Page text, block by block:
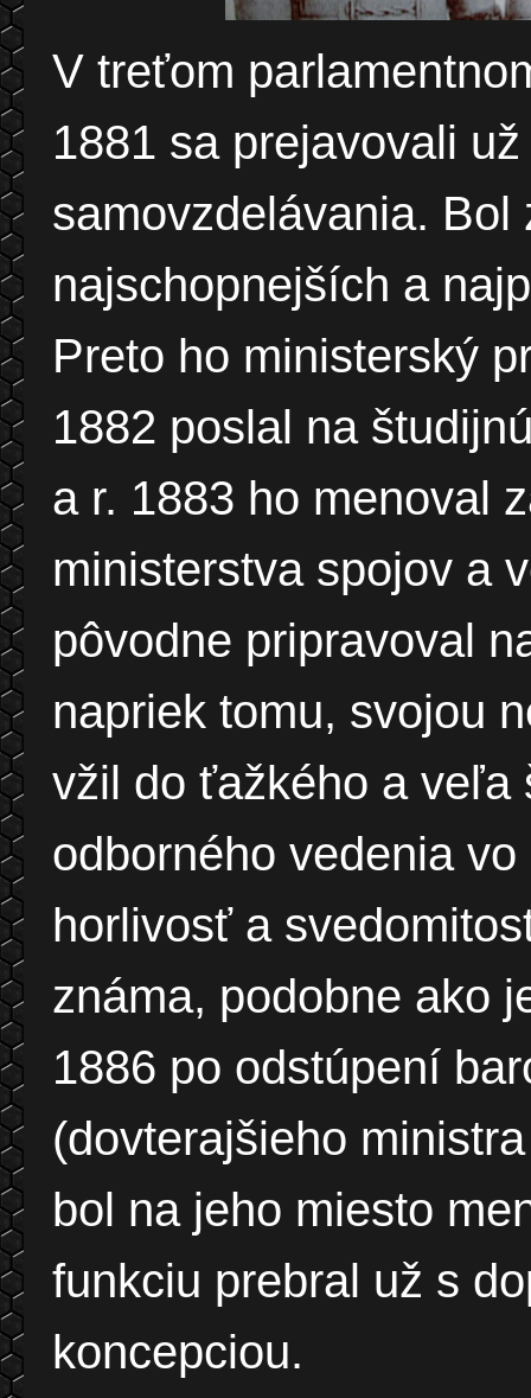
V treťom
1881 sa prejavovali
samovzdelávania. Bol
najschopnejších a
Preto ho ministerský
1882 poslal na
a r. 1883 ho menoval
ministerstva spojov a
pôvodne pripravoval
napriek tomu, svojou
vžil do ťažkého a veľa
odborného vedenia
horlivosť a
známa, podobne ako
1886 po odstúpení
(dovterajšieho
bol na jeho miesto
funkciu prebral už s
koncepciou.